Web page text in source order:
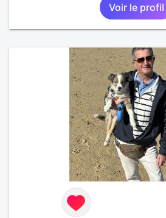
Voir le profil